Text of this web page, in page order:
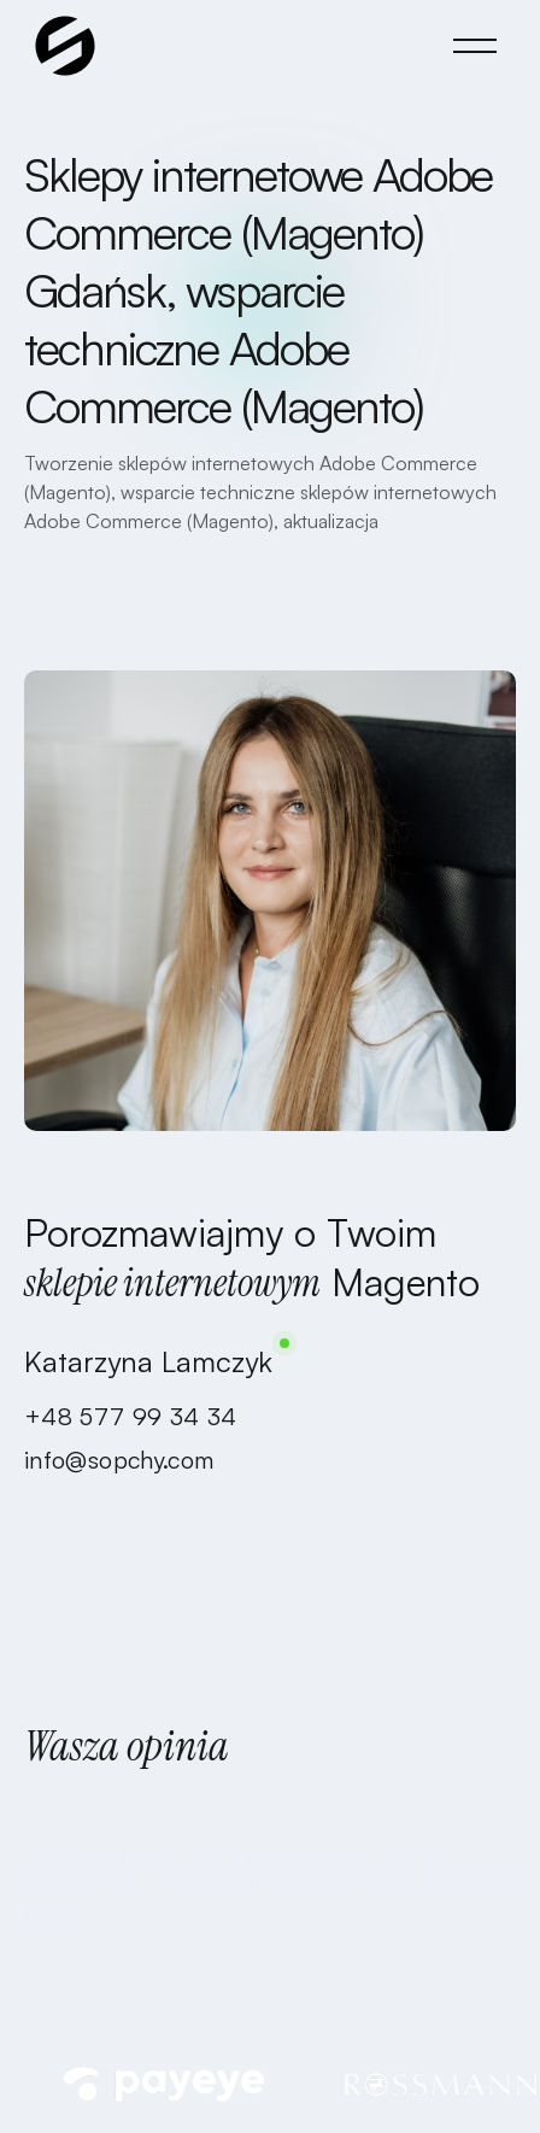
Sklepy internetowe Adobe
Commerce (Magento)
Gdańsk, wsparcie
techniczne Adobe
Commerce (Magento)
Tworzenie sklepów internetowych Adobe Commerce
(Magento), wsparcie techniczne sklepów internetowych
Adobe Commerce (Magento), aktualizacja
Porozmawiajmy o Twoim
sklepie internetowym Magento
Katarzyna Lamczyk
+48 577 99 34 34
info@sopchy.com
Wasza opinia